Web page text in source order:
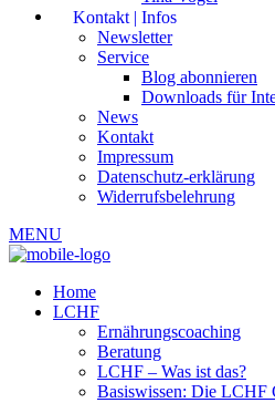
Kontakt | Infos
Newsletter
Service
Blog abonnieren
Downloads für
News
Kontakt
Impressum
Datenschutz-erklärung
Widerrufsbelehrung
MENU
Home
LCHF
Ernährungscoaching
Beratung
LCHF – Was ist das?
Basiswissen: Die LCHF